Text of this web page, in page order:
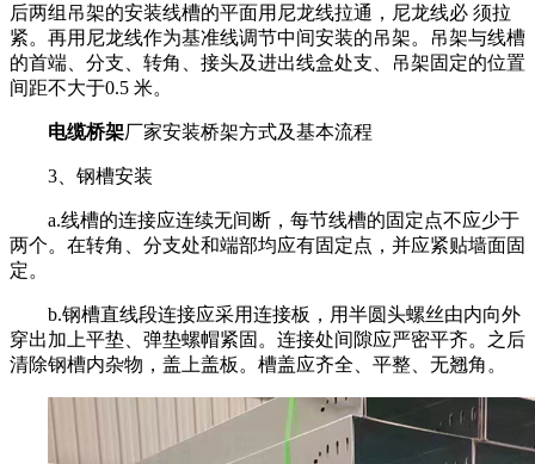
后两组吊架的安装线槽的平面用尼龙线拉通，尼龙线必 须拉
紧。再用尼龙线作为基准线调节中间安装的吊架。吊架与线槽
的首端、分支、转角、接头及进出线盒处支、吊架固定的位置
间距不大于0.5 米。
电缆桥架厂家安装桥架方式及基本流程
3、钢槽安装
a.线槽的连接应连续无间断，每节线槽的固定点不应少于
两个。在转角、分支处和端部均应有固定点，并应紧贴墙面固
定。
b.钢槽直线段连接应采用连接板，用半圆头螺丝由内向外
穿出加上平垫、弹垫螺帽紧固。连接处间隙应严密平齐。之后
清除钢槽内杂物，盖上盖板。槽盖应齐全、平整、无翘角。